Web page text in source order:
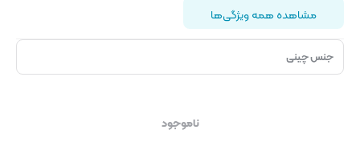
مشاهده همه ویژگی‌ها
جنس چینی
ناموجود